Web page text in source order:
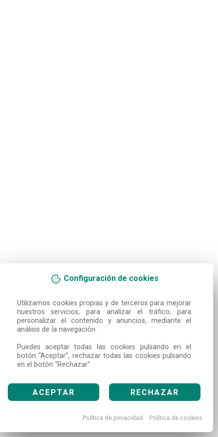
Configuración de cookies
Utilizamos cookies propias y de terceros para mejorar
nuestros servicios, para analizar el tráfico, para
personalizar el contenido y anuncios, mediante el
análisis de la navegación.
Puedes aceptar todas las cookies pulsando en el
botón “Aceptar”, rechazar todas las cookies pulsando
en el botón “Rechazar”
ACEPTAR RECHAZAR
Política de privacidad Política de cookies